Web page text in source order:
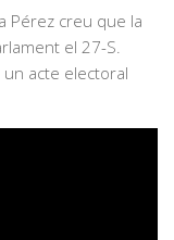
Pérez creu que la
el 27-S.
acte electoral